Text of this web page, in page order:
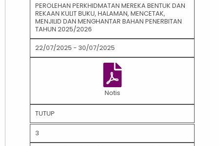
PEROLEHAN PERKHIDMATAN MEREKA BENTUK DAN
REKAAN KULIT BUKU, HALAMAN, MENCETAK,
MENJILID DAN MENGHANTAR BAHAN PENERBITAN
TAHUN 2025/2026
22/07/2025 - 30/07/2025
Notis
TUTUP
3